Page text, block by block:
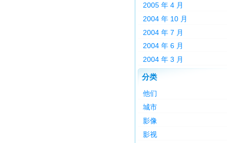
2005 年 4 月
2004 年 10 月
2004 年 7 月
2004 年 6 月
2004 年 3 月
分类
他们
城市
影像
影视